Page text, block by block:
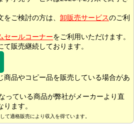
ご検討の方は、 卸販売サービスのご利
セールコーナーをご利用いただけます。
販売継続しております。
商品やコピー品を販売している場合があ
っている商品が弊社がメーカーより直
ます。
て適格販売により収入を得ています。